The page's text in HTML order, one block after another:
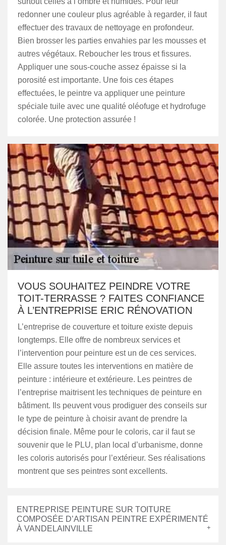
redonner une couleur plus agréable à regarder, il faut
effectuer des travaux de nettoyage en profondeur.
Bien brosser les parties envahies par les mousses et
autres végétaux. Reboucher les trous et fissures.
Appliquer une sous-couche assez épaisse si la
porosité est importante. Une fois ces étapes
effectuées, le peintre va appliquer une peinture
spéciale tuile avec une qualité oléofuge et hydrofuge
colorée. Une protection assurée !
VOUS SOUHAITEZ PEINDRE VOTRE
TOIT-TERRASSE ? FAITES CONFIANCE
À L’ENTREPRISE ERIC RÉNOVATION
L’entreprise de couverture et toiture existe depuis
longtemps. Elle offre de nombreux services et
l’intervention pour peinture est un de ces services.
Elle assure toutes les interventions en matière de
peinture : intérieure et extérieure. Les peintres de
l’entreprise maitrisent les techniques de peinture en
bâtiment. Ils peuvent vous prodiguer des conseils sur
le type de peinture à choisir avant de prendre la
décision finale. Même pour le coloris, car il faut se
souvenir que le PLU, plan local d’urbanisme, donne
les coloris autorisés pour l’extérieur. Ses réalisations
montrent que ses peintres sont excellents.
ENTREPRISE PEINTURE SUR TOITURE
COMPOSÉE D’ARTISAN PEINTRE EXPÉRIMENTÉ
À VANDELAINVILLE